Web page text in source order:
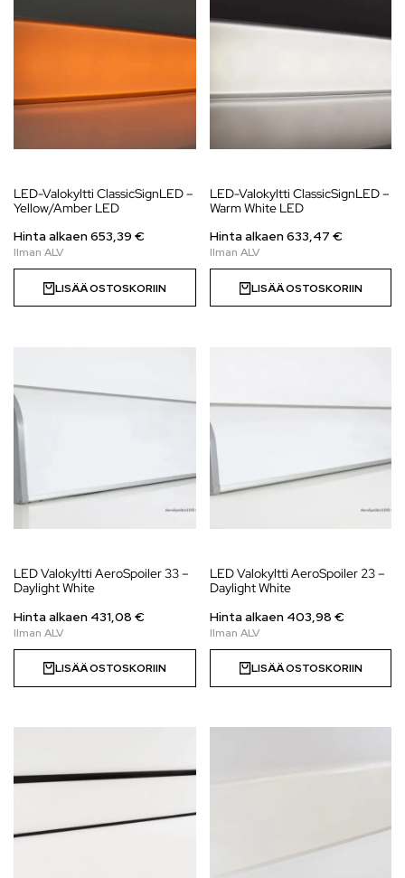
LED-Valokyltti ClassicSignLED –
Yellow/Amber LED
Hinta alkaen653,39 €
LISÄÄ OSTOSKORIIN
LED-Valokyltti ClassicSignLED –
Warm White LED
Hinta alkaen633,47 €
LISÄÄ OSTOSKORIIN
LED Valokyltti AeroSpoiler 33 –
Daylight White
Hinta alkaen 431,08 €
LISÄÄ OSTOSKORIIN
LED Valokyltti AeroSpoiler 23 –
Daylight White
Hinta alkaen 403,98 €
LISÄÄ OSTOSKORIIN